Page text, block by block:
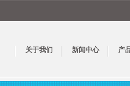
关于我们 新闻中心 产